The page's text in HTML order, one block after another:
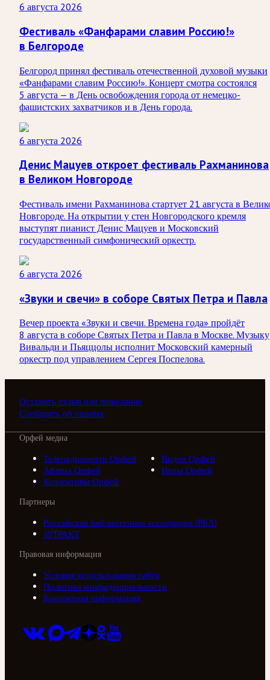
6 августа 2026
Фестиваль «Фанфарами славим Россию!»
в Белгороде
Белгород принял фестиваль отечественной духовой музыки
«Фанфарами славим Россию!». Концерт смотра состоялся
5 августа — в День освобождения города от немецко-
фашистских захватчиков и в День города.
6 августа 2026
Денис Мацуев откроет фестиваль Рахманинова
в Великом Новгороде
Фестиваль имени Рахманинова стартует 21 августа в
Новгороде. На открытии у стен Новгородского кремля
выступят пианист Денис Мацуев и Московский
государственный симфонический оркестр.
6 августа 2026
«Звуки и свечи» в соборе Святых Петра и Павла
Вечер проекта «Звуки и свечи. Времена года» пройдёт
8 августа в соборе Святых Петра и Павла в Москве. Музыку
Вивальди и Пьяццолы исполнит Московский камерный
оркестр под управлением Сергея Поспелова.
Оставить отзыв или пожелание
Сообщить об ошибке
Орфей медиа
Телерадиоцентр Орфей
Видео Орфей
Афиша Орфей
Ноты Орфей
Коллективы Орфей
Партнеры
Российская библиотечная ассоциация (РБА)
///ТРАКТ
Правовая информация
Условия использования сайта
Политика конфиденциальности
Контактная информация